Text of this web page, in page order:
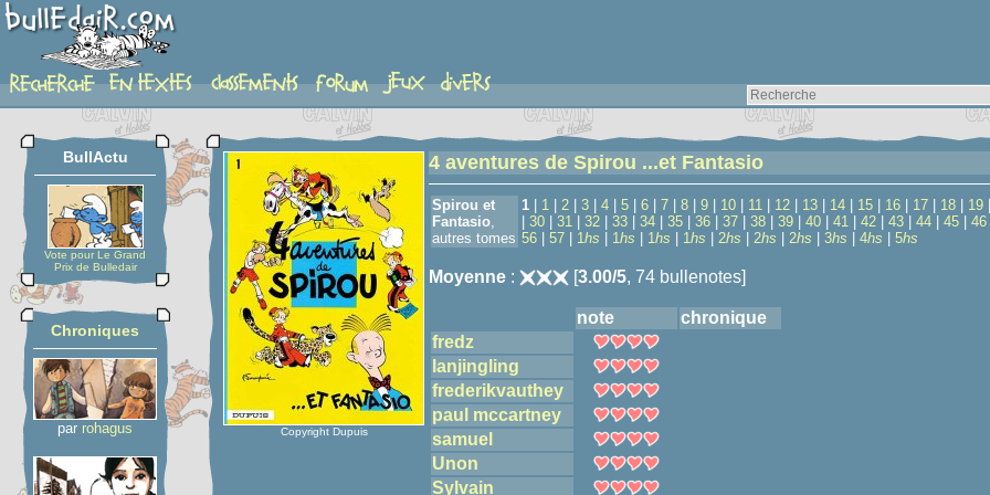
detail-etoiles
BullActu
Vote pour Le Grand
Prix de Bulledair
Chroniques
par rohagus Copyright Dupuis
4 aventures de Spirou ...et Fantasio
Spirou et
Fantasio,
autres tomes
1 1 2 3 4 5 6 7 8 9 10 11 12 13 14 15 16 17 18 19
30 31 32 33 34 35 36 37 38 39 40 41 42 43 44 45 46
56
57 1hs 1hs 1hs 1hs 2hs 2hs 2hs 3hs 4hs 5hs
Moyenne : [3.00/5, 74 bullenotes]
note
chronique
fredz
lanjingling
frederikvauthey
paul mccartney
samuel
Unon
Sylvain